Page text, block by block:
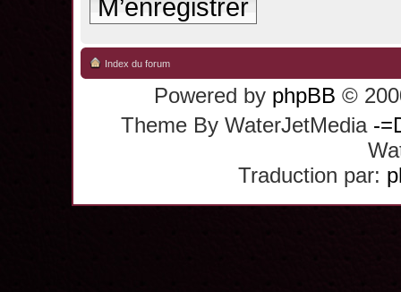
M’enregistrer
Index du forum
Powered by phpBB ©
Theme By WaterJetMedia -
Traduction par: